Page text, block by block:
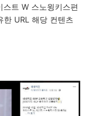
트 W 스노윙키스편
한 URL 해당 컨텐츠